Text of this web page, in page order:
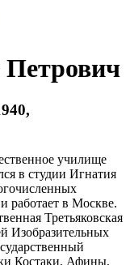
училище
в студии Игнатия
работает в Москве.
Третьяковская
Изобразительных
Костаки, Афины,